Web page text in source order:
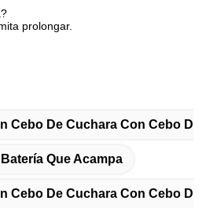
prolongar.
Cebo De Cuchara Con Cebo
Que Acampa
Cebo De Cuchara Con Cebo